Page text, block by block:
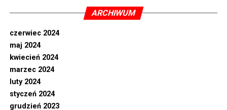
ARCHIWUM
czerwiec 2024
maj 2024
kwiecień 2024
marzec 2024
luty 2024
styczeń 2024
grudzień 2023